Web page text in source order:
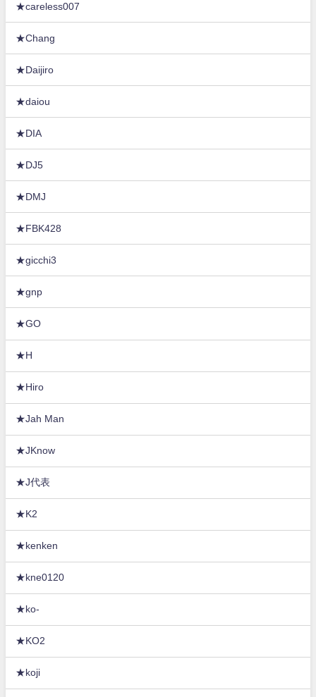
★careless007
★Chang
★Daijiro
★daiou
★DIA
★DJ5
★DMJ
★FBK428
★gicchi3
★gnp
★GO
★H
★Hiro
★Jah Man
★JKnow
★J代表
★K2
★kenken
★kne0120
★ko-
★KO2
★koji